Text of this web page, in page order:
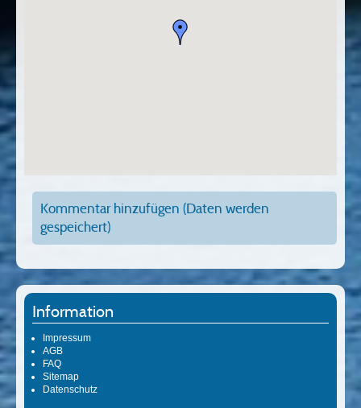
Kommentar hinzufügen (Daten werden
gespeichert)
Information
Impressum
AGB
FAQ
Sitemap
Datenschutz